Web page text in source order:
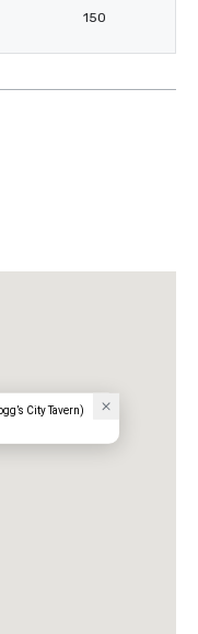
150
City Tavern)